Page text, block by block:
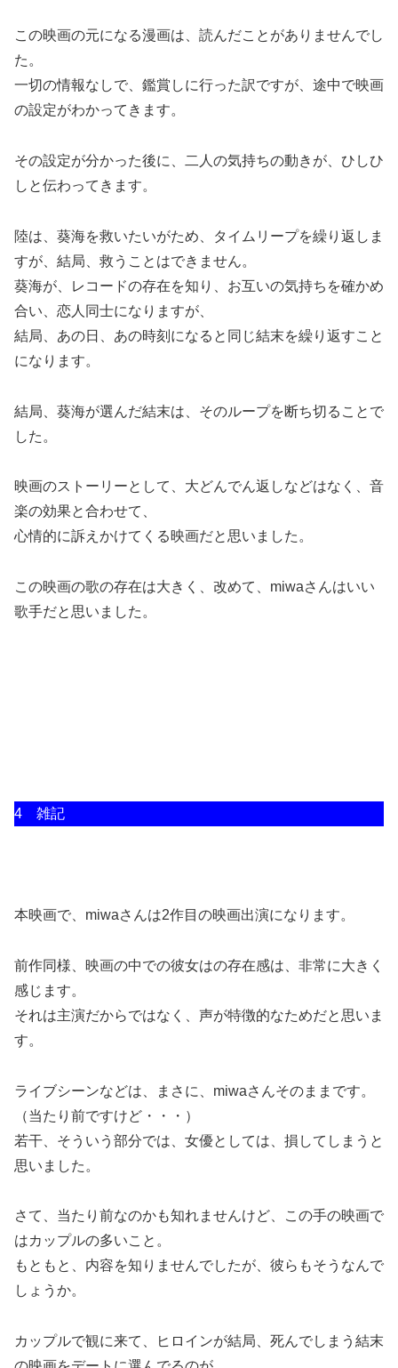
この映画の元になる漫画は、読んだことがありませんでし
た。
一切の情報なしで、鑑賞しに行った訳ですが、途中で映画
の設定がわかってきます。
その設定が分かった後に、二人の気持ちの動きが、ひしひ
しと伝わってきます。
陸は、葵海を救いたいがため、タイムリープを繰り返しま
すが、結局、救うことはできません。
葵海が、レコードの存在を知り、お互いの気持ちを確かめ
合い、恋人同士になりますが、
結局、あの日、あの時刻になると同じ結末を繰り返すこと
になります。
結局、葵海が選んだ結末は、そのループを断ち切ることで
した。
映画のストーリーとして、大どんでん返しなどはなく、音
楽の効果と合わせて、
心情的に訴えかけてくる映画だと思いました。
この映画の歌の存在は大きく、改めて、miwaさんはいい
歌手だと思いました。
4 雑記
本映画で、miwaさんは2作目の映画出演になります。
前作同様、映画の中での彼女はの存在感は、非常に大きく
感じます。
それは主演だからではなく、声が特徴的なためだと思いま
す。
ライブシーンなどは、まさに、miwaさんそのままです。
（当たり前ですけど・・・）
若干、そういう部分では、女優としては、損してしまうと
思いました。
さて、当たり前なのかも知れませんけど、この手の映画で
はカップルの多いこと。
もともと、内容を知りませんでしたが、彼らもそうなんで
しょうか。
カップルで観に来て、ヒロインが結局、死んでしまう結末